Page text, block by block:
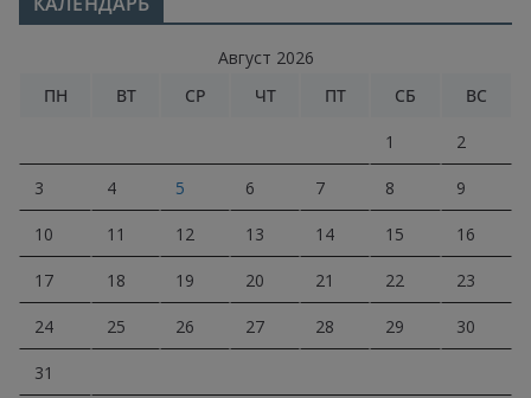
Август 2026
ПН
ВТ СР ЧТ ПТ СБ ВС
1 2
3 4 5 6 7 8 9
10 11 12 13 14 15 16
17 18 19 20 21 22 23
24 25 26 27 28 29 30
31